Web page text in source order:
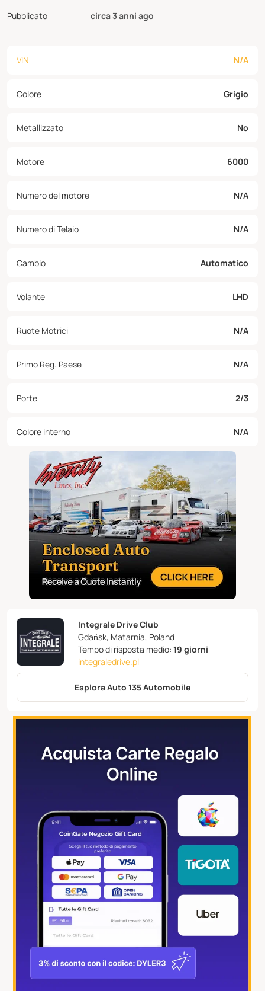
Pubblicato
circa 3 anni ago
VIN N/A
Colore Grigio
Metallizzato No
Motore 6000
Numero del motore N/A
Numero di Telaio N/A
Cambio Automatico
Volante LHD
Ruote Motrici N/A
Primo Reg. Paese N/A
Porte 2/3
Colore interno N/A
Integrale Drive Club
Gdańsk, Matarnia, Poland
Tempo di risposta medio: 19 giorni
integraledrive.pl
Esplora Auto 135 Automobile